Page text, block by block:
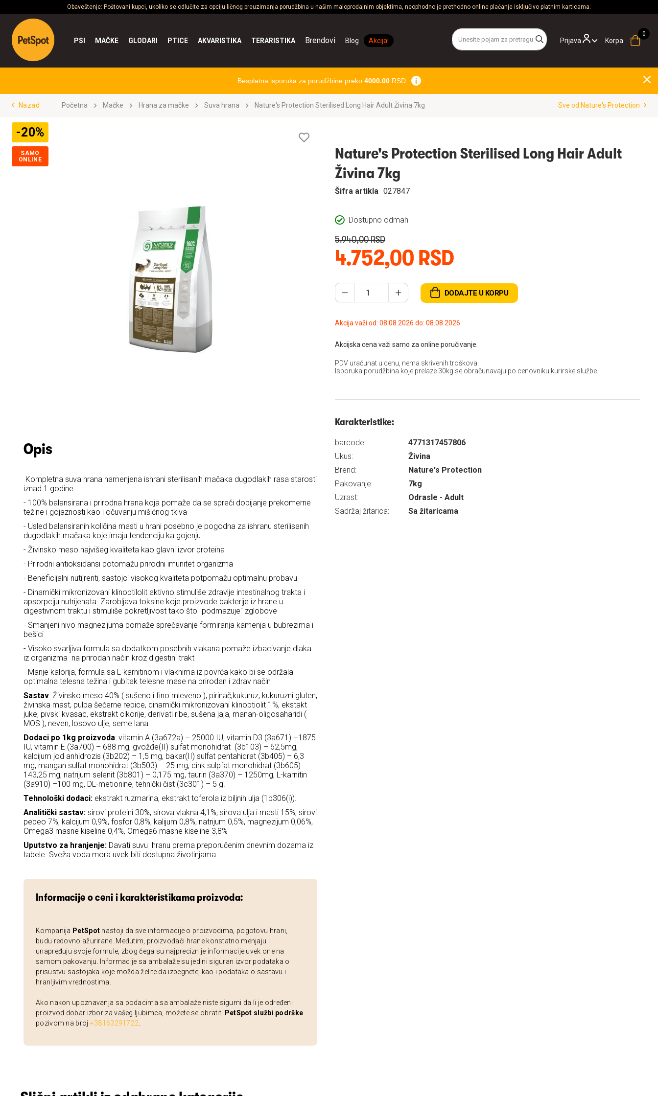
Obaveštenje: Poštovani kupci, ukoliko se odlučite za opciju ličnog preuzimanja porudžbina u našim maloprodajnim objektima, neophodno je prethodno online plaćanje isključivo platnim karticama.
Prijava
PSI MAČKE GLODARI PTICE AKVARISTIKA TERARISTIKA Brendovi Blog Akcija! Korpa
Besplatna isporuka za porudžbine preko 4000.00RSD.
Nazad Početna Mačke Hrana za mačke Suva hrana Nature's Protection Sterilised Long Hair Adult Živina 7kg Sve od Nature's Protection
-20%
SAMO
ONLINE
Opis
Kompletna suva hrana namenjena ishrani sterilisanih mačaka dugodlakih rasa starosti
iznad 1 godine.
- 100% balansirana i prirodna hrana koja pomaže da se spreči dobijanje prekomerne
težine i gojaznosti kao i očuvanju mišićnog tkiva
- Usled balansiranih količina masti u hrani posebno je pogodna za ishranu sterilisanih
dugodlakih mačaka koje imaju tendenciju ka gojenju
- Živinsko meso najvišeg kvaliteta kao glavni izvor proteina
- Prirodni antioksidansi potomažu prirodni imunitet organizma
- Beneficijalni nutijrenti, sastojci visokog kvaliteta potpomažu optimalnu probavu
- Dinamički mikronizovani klinoptilolit aktivno stimuliše zdravlje intestinalnog trakta i
apsorpciju nutrijenata. Zarobljava toksine koje proizvode bakterije iz hrane u
digestivnom traktu i stimuliše pokretljivost tako što "podmazuje" zglobove
- Smanjeni nivo magnezijuma pomaže sprečavanje formiranja kamenja u bubrezima i
bešici
- Visoko svarljiva formula sa dodatkom posebnih vlakana pomaže izbacivanje dlaka
iz organizma na prirodan način kroz digestini trakt
- Manje kalorija, formula sa L-karnitinom i vlaknima iz povrća kako bi se održala
optimalna telesna težina i gubitak telesne mase na prirodan i zdrav način
Sastav: Živinsko meso 40% ( sušeno i fino mleveno ), pirinač,kukuruz, kukuruzni gluten,
živinska mast, pulpa šećerne repice, dinamički mikronizovani klinoptiolit 1%, ekstakt
juke, pivski kvasac, ekstrakt cikorije, derivati ribe, sušena jaja, manan-oligosaharidi (
MOS ), neven, losovo ulje, seme lana
Dodaci po 1kg proizvoda: vitamin A (3a672a) – 25000 IU, vitamin D3 (3a671) –1875
IU, vitamin E (3a700) – 688 mg, gvožđe(II) sulfat monohidrat (3b103) – 62,5mg,
kalcijum jod anhidrozis (3b202) – 1,5 mg, bakar(II) sulfat pentahidrat (3b405) – 6,3
mg, mangan sulfat monohidrat (3b503) – 25 mg, cink sulpfat monohidrat (3b605) –
143,25 mg, natrijum selenit (3b801) – 0,175 mg, taurin (3a370) – 1250mg, L-karnitin
(3a910) –100 mg, DL-metionine, tehnički čist (3c301) – 5 g.
Tehnološki dodaci: ekstrakt ruzmarina, ekstrakt toferola iz biljnih ulja (1b306(i)).
Analitički sastav: sirovi proteini 30%, sirova vlakna 4,1%, sirova ulja i masti 15%, sirovi
pepeo 7%, kalcijum 0,9%, fosfor 0,8%, kalijum 0,8%, natrijum 0,5%, magnezijum 0,06%,
Omega3 masne kiseline 0,4%, Omega6 masne kiseline 3,8%
Uputstvo za hranjenje: Davati suvu hranu prema preporučenim dnevnim dozama iz
tabele. Sveža voda mora uvek biti dostupna životinjama.
Informacije o ceni i karakteristikama proizvoda:
Kompanija PetSpot nastoji da sve informacije o proizvodima, pogotovu hrani,
budu redovno ažurirane. Međutim, proizvođači hrane konstatno menjaju i
unapređuju svoje formule, zbog čega su najpreciznije informacije uvek one na
samom pakovanju. Informacije sa ambalaže su jedini siguran izvor podataka o
prisustvu sastojaka koje možda želite da izbegnete, kao i podataka o sastavu i
hranljivim vrednostima.
Ako nakon upoznavanja sa podacima sa ambalaže niste sigurni da li je određeni
proizvod dobar izbor za vašeg ljubimca, možete se obratiti PetSpot službi podrške
pozivom na broj +38163291722
želja
Nature's Protection Sterilised Long Hair Adult
Živina 7kg
Dostupno odmah
Šifra artikla 027847
4.752,00 RSD
5.940,00 RSD
DODAJTE U KORPU
Akcija važi od: 08.08.2026 do: 08.08.2026
Akcijska cena važi samo za online poručivanje.
PDV uračunat u cenu, nema skrivenih troškova.
Isporuka porudžbina koje prelaze 30kg se obračunavaju po cenovniku kurirske službe.
Karakteristike:
barcode:
4771317457806
Ukus:
Živina
Brend:
Nature's Protection
Pakovanje:
7kg
Uzrast:
Odrasle - Adult
Sadržaj žitarica:
Sa žitaricama